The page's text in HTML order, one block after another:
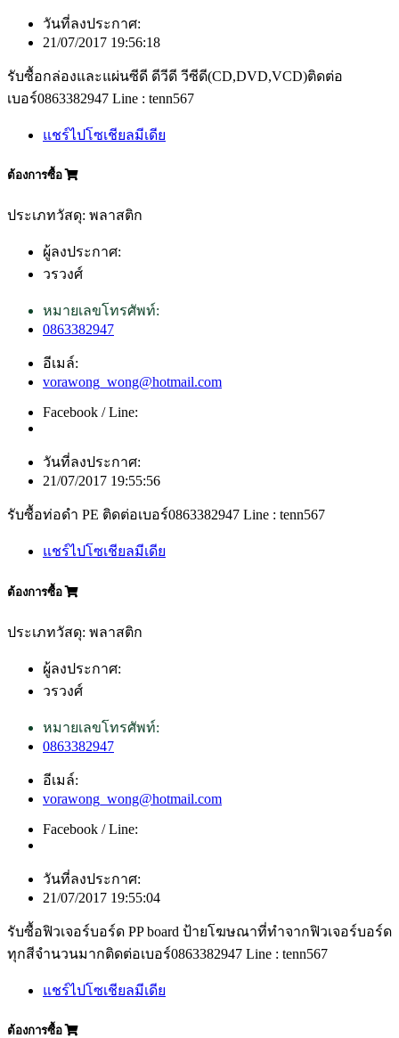
วันที่ลงประกาศ:
21/07/2017 19:56:18
รับซื้อกล่องและแผ่นซีดี ดีวีดี วีซีดี(CD,DVD,VCD)ติดต่อ
เบอร์0863382947 Line : tenn567
แชร์ไปโซเชียลมีเดีย
ต้องการซื้อ
ประเภทวัสดุ: พลาสติก
ผู้ลงประกาศ:
วรวงศ์
หมายเลขโทรศัพท์:
0863382947
อีเมล์:
vorawong_wong@hotmail.com
Facebook / Line:
วันที่ลงประกาศ:
21/07/2017 19:55:56
รับซื้อท่อดำ PE ติดต่อเบอร์0863382947 Line : tenn567
แชร์ไปโซเชียลมีเดีย
ต้องการซื้อ
ประเภทวัสดุ: พลาสติก
ผู้ลงประกาศ:
วรวงศ์
หมายเลขโทรศัพท์:
0863382947
อีเมล์:
vorawong_wong@hotmail.com
Facebook / Line:
วันที่ลงประกาศ:
21/07/2017 19:55:04
รับซื้อฟิวเจอร์บอร์ด PP board ป้ายโฆษณาที่ทำจากฟิวเจอร์บอร์ด
ทุกสีจำนวนมากติดต่อเบอร์0863382947 Line : tenn567
แชร์ไปโซเชียลมีเดีย
ต้องการซื้อ